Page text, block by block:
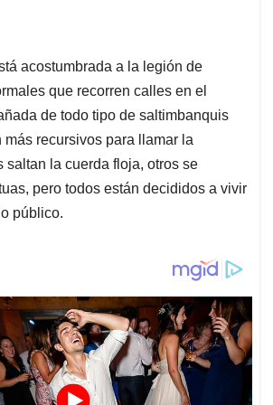
acostumbrada a la legión de
que recorren calles en el
de todo tipo de saltimbanquis
más recursivos para llamar la
saltan la cuerda floja, otros se
pero todos están decididos a vivir
público.